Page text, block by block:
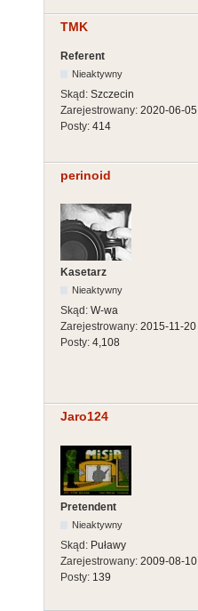
TMK
Referent
Nieaktywny
Skąd: Szczecin
Zarejestrowany: 2020-06-05
Posty: 414
perinoid
Kasetarz
Nieaktywny
Skąd: W-wa
Zarejestrowany: 2015-11-20
Posty: 4,108
Jaro124
Pretendent
Nieaktywny
Skąd: Puławy
Zarejestrowany: 2009-08-10
Posty: 139